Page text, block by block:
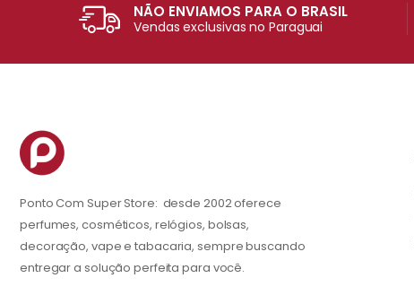
NÃO ENVIAMOS PARA O BRASIL
Vendas exclusivas no Paraguai
Ponto Com Super Store: desde 2002 oferece
perfumes, cosméticos, relógios, bolsas,
decoração, vape e tabacaria, sempre buscando
entregar a solução perfeita para você.